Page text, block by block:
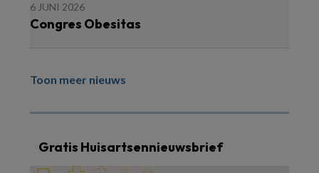
6 JUNI 2026
Congres Obesitas
Toon meer nieuws
Gratis Huisartsennieuwsbrief